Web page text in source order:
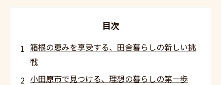
目次
箱根の恵みを享受する、田舎暮らしの新しい挑
戦
小田原市で見つける、理想の暮らしの第一歩